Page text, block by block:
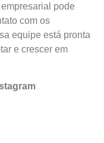
pode
com os
equipe está pronta
e crescer em